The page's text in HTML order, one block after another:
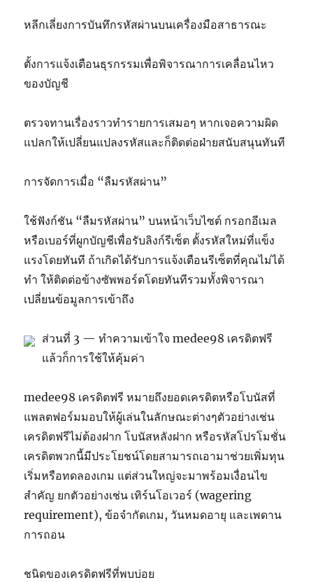
หลีกเลี่ยงการบันทึกรหัสผ่านบนเครื่องมือสาธารณะ
ตั้งการแจ้งเตือนธุรกรรมเพื่อพิจารณาการเคลื่อนไหว
ของบัญชี
ตรวจทานเรื่องราวทำรายการเสมอๆ หากเจอความผิด
แปลกให้เปลี่ยนแปลงรหัสและก็ติดต่อฝ่ายสนับสนุนทันที
การจัดการเมื่อ “ลืมรหัสผ่าน”
ใช้ฟังก์ชัน “ลืมรหัสผ่าน” บนหน้าเว็บไซต์ กรอกอีเมล
หรือเบอร์ที่ผูกบัญชีเพื่อรับลิงก์รีเซ็ต ตั้งรหัสใหม่ที่แข็ง
แรงโดยทันที ถ้าเกิดได้รับการแจ้งเตือนรีเซ็ตที่คุณไม่ได้
ทำ ให้ติดต่อข้างซัพพอร์ตโดยทันทีรวมทั้งพิจารณา
เปลี่ยนข้อมูลการเข้าถึง
ส่วนที่ 3 — ทำความเข้าใจ medee98 เครดิตฟรี
แล้วก็การใช้ให้คุ้มค่า
medee98 เครดิตฟรี หมายถึงยอดเครดิตหรือโบนัสที่
แพลตฟอร์มมอบให้ผู้เล่นในลักษณะต่างๆตัวอย่างเช่น
เครดิตฟรีไม่ต้องฝาก โบนัสหลังฝาก หรือรหัสโปรโมชั่น
เครดิตพวกนี้มีประโยชน์โดยสามารถเอามาช่วยเพิ่มทุน
เริ่มหรือทดลองเกม แต่ส่วนใหญ่จะมาพร้อมเงื่อนไข
สำคัญ ยกตัวอย่างเช่น เทิร์นโอเวอร์ (wagering
requirement), ข้อจำกัดเกม, วันหมดอายุ และเพดาน
การถอน
ชนิดของเครดิตฟรีที่พบบ่อย